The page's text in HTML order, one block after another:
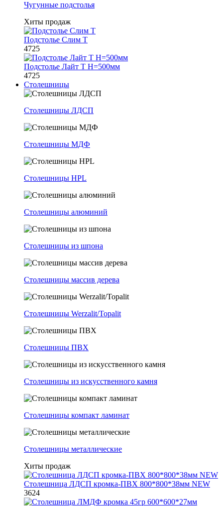
Чугунные подстолья
Хиты продаж
Подстолье Слим Т
4725
Подстолье Лайт Т H=500мм
4725
Столешницы
Столешницы ЛДСП
Столешницы МДФ
Столешницы HPL
Столешницы алюминий
Столешницы из шпона
Столешницы массив дерева
Столешницы Werzalit/Topalit
Столешницы ПВХ
Столешницы из искусственного камня
Столешницы компакт ламинат
Столешницы металлические
Хиты продаж
Столешница ЛДСП кромка-ПВХ 800*800*38мм NEW
3624